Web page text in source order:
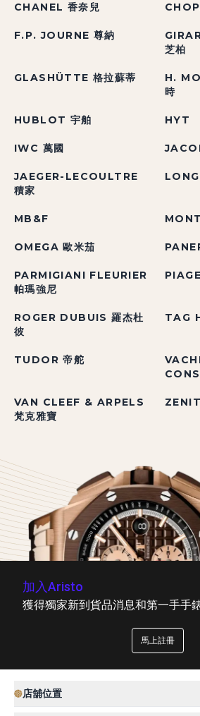
CHANEL 香奈兒
F.P. JOURNE 尊納
芝柏
GLASHÜTTE 格拉蘇蒂
H.
時
HUBLOT 宇舶 HYT
IWC 萬國
JAEGER-LECOULTRE
積家
MB&F
OMEGA 歐米茄
PARMIGIANI FLEURIER
帕瑪強尼
ROGER DUBUIS 羅杰杜
彼
TAG
TUDOR 帝舵
VAN CLEEF & ARPELS
梵克雅寶
加入Aristo
獲得獨家新到貨品消息和第一手手
馬上註冊
店舖位置